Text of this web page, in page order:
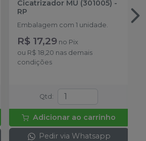
Cicatrizador MU (301005) -
RP
Embalagem com 1 unidade.
R$ 17,29 no Pix
ou R$ 18,20 nas demais
condições
Qtd :
Adicionar ao carrinho
Pedir via Whatsapp